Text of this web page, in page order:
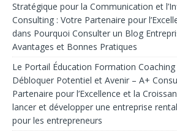
Stratégique pour la Communication et
Consulting : Votre Partenaire pour
dans Pourquoi Consulter un Blog
Avantages et Bonnes Pratiques
Le Portail Éducation Formation
Débloquer Potentiel et Avenir – A+
Partenaire pour l’Excellence et la
lancer et développer une entreprise
pour les entrepreneurs